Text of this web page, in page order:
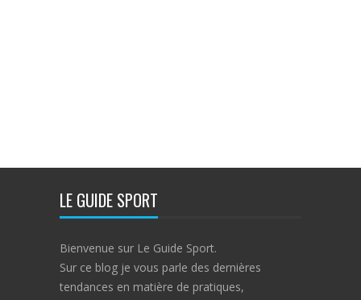
LE GUIDE SPORT
Bienvenue sur Le Guide Sport.
Sur ce blog je vous parle des dernières
tendances en matière de pratiques,